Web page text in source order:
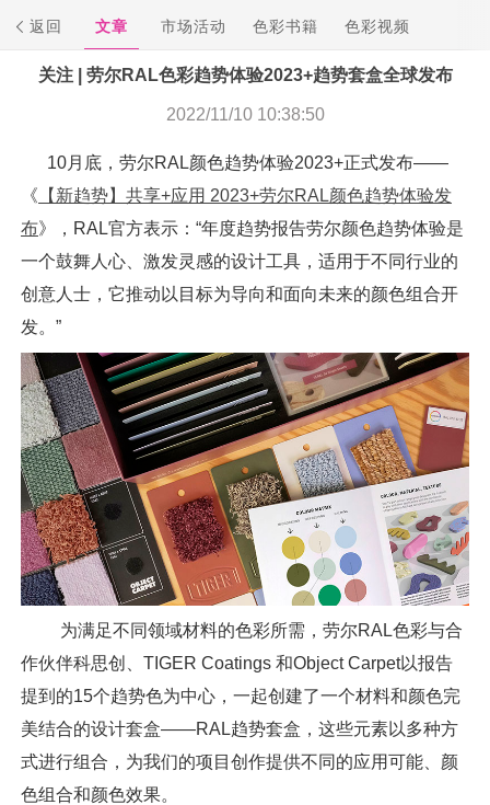
返回 文章 市场活动 色彩书籍 色彩视频
关注 | 劳尔RAL色彩趋势体验2023+趋势套盒全球发布
2022/11/10 10:38:50
10月底，劳尔RAL颜色趋势体验2023+正式发布——
《 【新趋势】共享+应用 2023+劳尔RAL颜色趋势体验发
布》，RAL官方表示：“年度趋势报告劳尔颜色趋势体验是
一个鼓舞人心、激发灵感的设计工具，适用于不同行业的
创意人士，它推动以目标为导向和面向未来的颜色组合开
发。”
为满足不同领域材料的色彩所需，劳尔RAL色彩与合
作伙伴科思创、TIGER Coatings 和Object Carpet以报告
提到的15个趋势色为中心，一起创建了一个材料和颜色完
美结合的设计套盒——RAL趋势套盒，这些元素以多种方
式进行组合，为我们的项目创作提供不同的应用可能、颜
色组合和颜色效果。